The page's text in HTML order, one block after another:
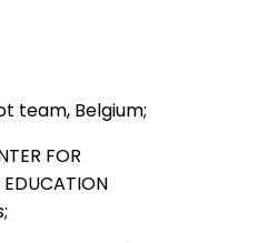
team, Belgium;
FOR
EDUCATION